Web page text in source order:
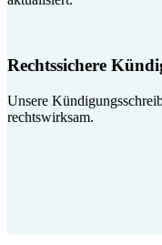
Rechtssichere
Unsere
rechtswirksam.